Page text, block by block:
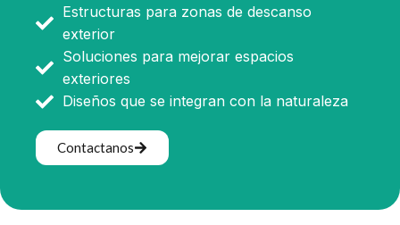
Estructuras para zonas de descanso
exterior
Soluciones para mejorar espacios
exteriores
Diseños que se integran con la naturaleza
Contactanos